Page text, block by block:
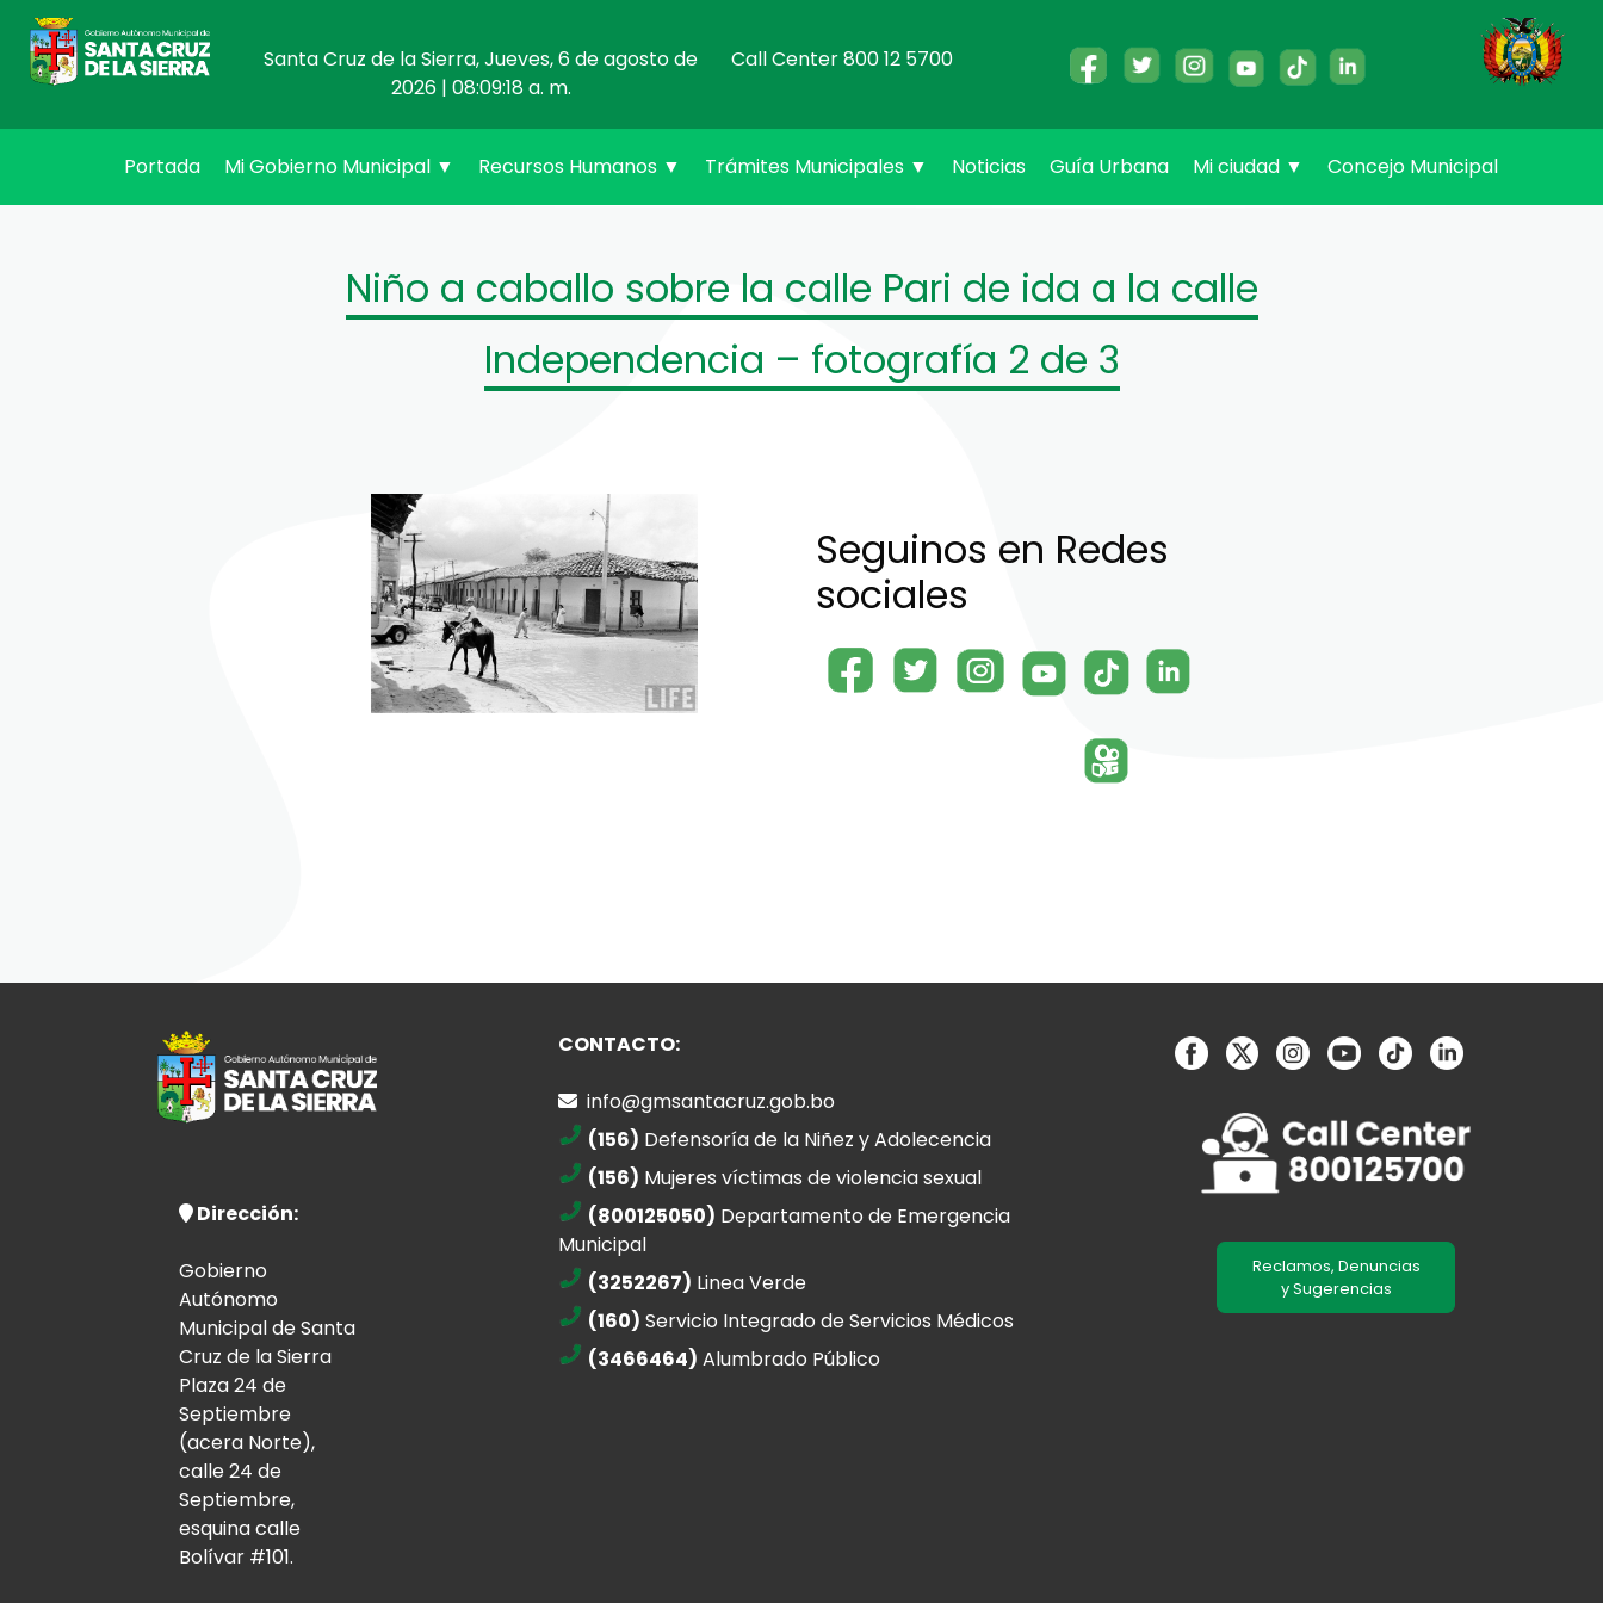
Santa Cruz de la Sierra, Jueves, 6 de agosto de
2026 | 08:09:18 a. m.
Call Center 800 12 5700
Portada(current)
Mi Gobierno Municipal ▼ Recursos Humanos ▼ Trámites Municipales ▼ Noticias Guía Urbana Mi ciudad ▼ Concejo Municipal
Niño a caballo sobre la calle Pari de ida a la calle
Independencia – fotografía 2 de 3
Seguinos en Redes
sociales
Dirección:
Gobierno
Autónomo
Municipal de Santa
Cruz de la Sierra
Plaza 24 de
Septiembre
(acera Norte),
calle 24 de
Septiembre,
esquina calle
Bolívar #101.
CONTACTO:
info@gmsantacruz.gob.bo
(156) Defensoría de la Niñez y Adolecencia
(156) Mujeres víctimas de violencia sexual
(800125050) Departamento de Emergencia
Municipal
(3252267) Linea Verde
(160) Servicio Integrado de Servicios Médicos
(3466464) Alumbrado Público
Reclamos, Denuncias
y Sugerencias